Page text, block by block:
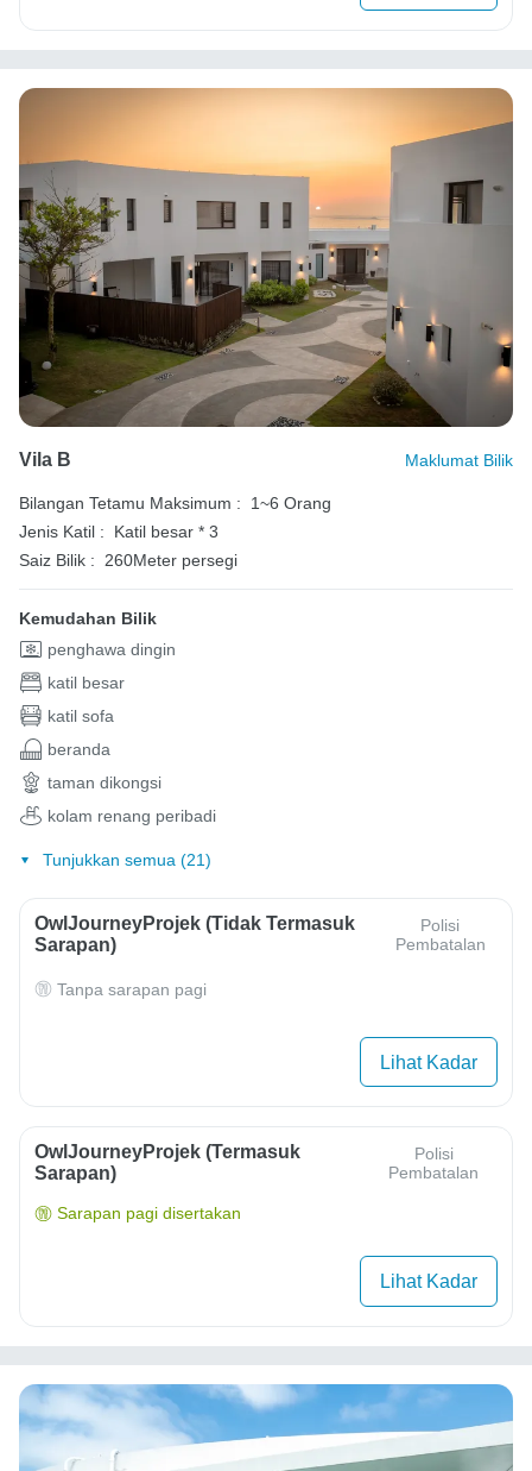
Vila B Maklumat Bilik
Bilangan Tetamu Maksimum :
1~6 Orang
Jenis Katil :
Katil besar * 3
Saiz Bilik :
260Meter persegi
Kemudahan Bilik
penghawa dingin
katil besar
katil sofa
beranda
taman dikongsi
kolam renang peribadi
Tunjukkan semua (21)
OwlJourneyProjek (Tidak Termasuk
Sarapan)
Polisi
Pembatalan
Tanpa sarapan pagi
Lihat Kadar
OwlJourneyProjek (Termasuk
Sarapan)
Polisi
Pembatalan
Sarapan pagi disertakan
Lihat Kadar